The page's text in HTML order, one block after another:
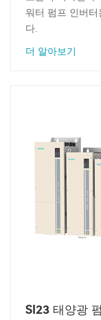
워터 펌프 인버
다.
더 알아보기
SI23 태양광